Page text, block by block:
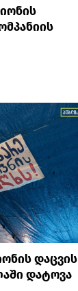
დაცვის
დატოვა